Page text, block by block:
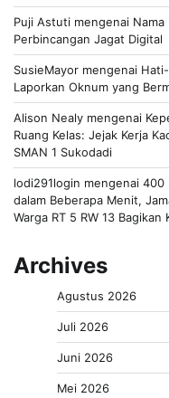
Puji Astuti mengenai Nama
Perbincangan Jagat Digital
SusieMayor mengenai
Laporkan Oknum yang
Alison Nealy mengenai
Ruang Kelas: Jejak Kerja
SMAN 1 Sukodadi
lodi291login mengenai 400
dalam Beberapa Menit,
Warga RT 5 RW 13
Archives
Agustus 2026
Juli 2026
Juni 2026
Mei 2026